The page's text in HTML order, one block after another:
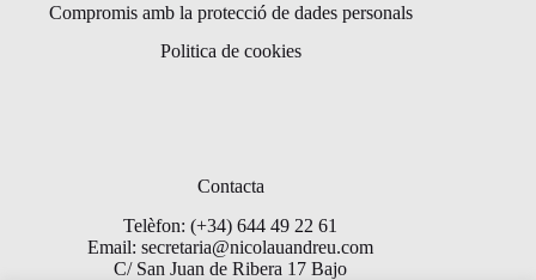
Compromis amb la protecció de dades personals
Politica de cookies
Contacta
Telèfon: (+34) 644 49 22 61
Email: secretaria@nicolauandreu.com
C/ San Juan de Ribera 17 Bajo